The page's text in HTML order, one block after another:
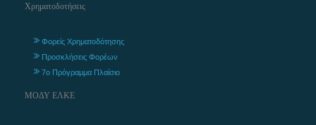
Χρηματοδοτήσεις
Φορείς Χρηματοδότησης
Προσκλήσεις Φορέων
7ο Πρόγραμμα Πλαίσιο
ΜΟΔΥ ΕΛΚΕ